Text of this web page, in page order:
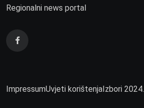
Regionalni news portal
ImpressumUvjeti korištenjaIzbori 2024.